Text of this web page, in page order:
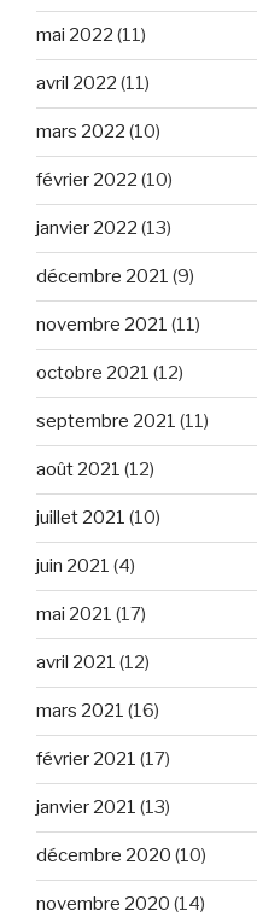
mai 2022 (11)
avril 2022 (11)
mars 2022 (10)
février 2022 (10)
janvier 2022 (13)
décembre 2021 (9)
novembre 2021 (11)
octobre 2021 (12)
septembre 2021 (11)
août 2021 (12)
juillet 2021 (10)
juin 2021 (4)
mai 2021 (17)
avril 2021 (12)
mars 2021 (16)
février 2021 (17)
janvier 2021 (13)
décembre 2020 (10)
novembre 2020 (14)